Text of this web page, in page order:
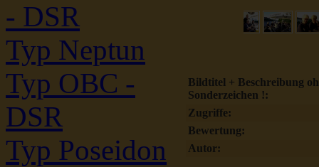
- DSR
Typ Neptun
Typ OBC -
DSR
Typ Poseidon
Bildtitel + Beschreibung
Sonderzeichen !:
Zugriffe:
Bewertung:
Autor: